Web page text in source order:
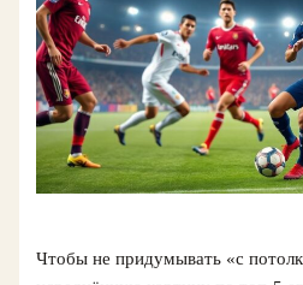
Чтобы не придумывать «с